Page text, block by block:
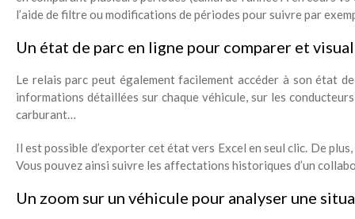
l’aide de filtre ou modifications de périodes pour suivre par
Un état de parc en ligne pour comparer et
Le relais parc peut également facilement accéder à son état
informations détaillées sur chaque véhicule, sur les
carburant…
Il est possible d’exporter cet état vers Excel en seul clic. De
Vous pouvez ainsi suivre les affectations historiques d’un
Un zoom sur un véhicule pour analyser une